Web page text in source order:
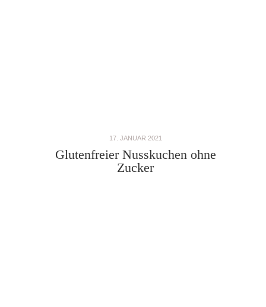
17. JANUAR 2021
Glutenfreier Nusskuchen ohne
Zucker